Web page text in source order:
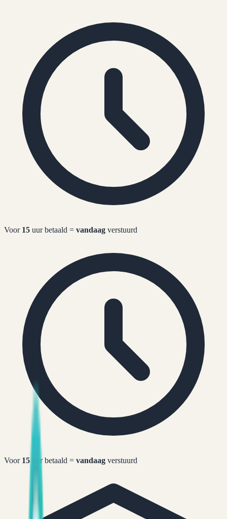
Voor 15 uur betaald = vandaag verstuurd
Voor 15 uur betaald = vandaag verstuurd